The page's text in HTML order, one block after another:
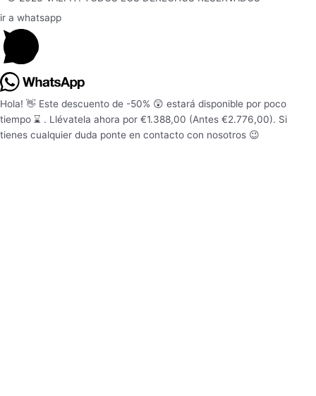
f
ir a whatsapp
Hola! 👋 Este descuento de -50% 😲 estará disponible por poco
tiempo ⌛ . Llévatela ahora por €1.388,00 (Antes €2.776,00). Si
tienes cualquier duda ponte en contacto con nosotros 😉